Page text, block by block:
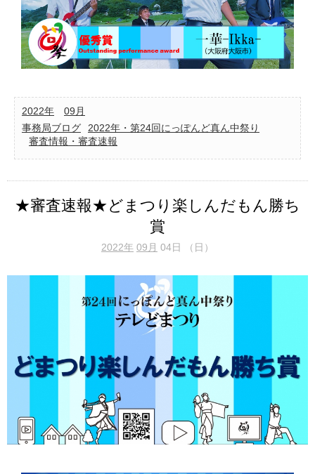
2022年
09月
事務局ブログ
2022年・第24回にっぽんど真ん中祭り
審査情報・審査速報
★審査速報★どまつり楽しんだもん勝ち
賞
2022年 09月 04日 （日）